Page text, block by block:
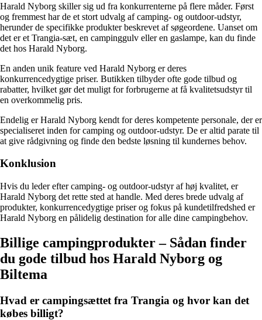
Harald Nyborg skiller sig ud fra konkurrenterne på flere måder. Først
og fremmest har de et stort udvalg af camping- og outdoor-udstyr,
herunder de specifikke produkter beskrevet af søgeordene. Uanset om
det er et Trangia-sæt, en campinggulv eller en gaslampe, kan du finde
det hos Harald Nyborg.
En anden unik feature ved Harald Nyborg er deres
konkurrencedygtige priser. Butikken tilbyder ofte gode tilbud og
rabatter, hvilket gør det muligt for forbrugerne at få kvalitetsudstyr til
en overkommelig pris.
Endelig er Harald Nyborg kendt for deres kompetente personale, der er
specialiseret inden for camping og outdoor-udstyr. De er altid parate til
at give rådgivning og finde den bedste løsning til kundernes behov.
Konklusion
Hvis du leder efter camping- og outdoor-udstyr af høj kvalitet, er
Harald Nyborg det rette sted at handle. Med deres brede udvalg af
produkter, konkurrencedygtige priser og fokus på kundetilfredshed er
Harald Nyborg en pålidelig destination for alle dine campingbehov.
Billige campingprodukter – Sådan finder
du gode tilbud hos Harald Nyborg og
Biltema
Hvad er campingsættet fra Trangia og hvor kan det
købes billigt?